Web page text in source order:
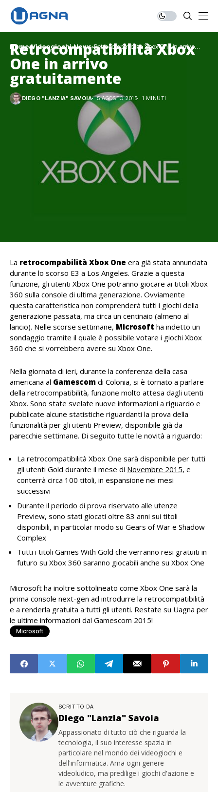
Home Videogiochi News Retrocompatibilità Xbox One in arrivo
gratuitamente
Retrocompatibilità Xbox
One in arrivo
gratuitamente
DIEGO "LANZIA" SAVOIA 5 AGOSTO 2015 1 MINUTI
La retrocompabilità Xbox One era già stata annunciata
durante lo scorso E3 a Los Angeles. Grazie a questa
funzione, gli utenti Xbox One potranno giocare ai titoli Xbox
360 sulla console di ultima generazione. Ovviamente
questa caratteristica non comprenderà tutti i giochi della
generazione passata, ma circa un centinaio (almeno al
lancio). Nelle scorse settimane, Microsoft ha indetto un
sondaggio tramite il quale è possibile votare i giochi Xbox
360 che si vorrebbero avere su Xbox One.
Nella giornata di ieri, durante la conferenza della casa
americana al Gamescom di Colonia, si è tornato a parlare
della retrocompatibilità, funzione molto attesa dagli utenti
Xbox. Sono state svelate nuove informazioni a riguardo e
pubblicate alcune statistiche riguardanti la prova della
funzionalità per gli utenti Preview, disponibile già da
parecchie settimane. Di seguito tutte le novità a riguardo:
La retrocompatibilità Xbox One sarà disponibile per tutti
gli utenti Gold durante il mese di Novembre 2015, e
conterrà circa 100 titoli, in espansione nei mesi
successivi
Durante il periodo di prova riservato alle utenze
Preview, sono stati giocati oltre 83 anni sui titoli
disponibili, in particolar modo su Gears of War e Shadow
Complex
Tutti i titoli Games With Gold che verranno resi gratuiti in
futuro su Xbox 360 saranno giocabili anche su Xbox One
Microsoft ha inoltre sottolineato come Xbox One sarà la
prima console next-gen ad introdurre la retrocompatibilità
e a renderla gratuita a tutti gli utenti. Restate su Uagna per
le ultime informazioni dal Gamescom 2015!
Microsoft
SCRITTO DA
Diego "Lanzia" Savoia
Appassionato di tutto ciò che riguarda la
tecnologia, il suo interesse spazia in
particolare nel mondo dei videogiochi e
dell'informatica. Ama ogni genere
videoludico, ma predilige i giochi d'azione e
le avventure grafiche.